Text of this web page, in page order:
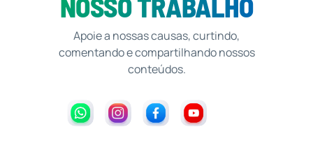
NOSSO TRABALHO
Apoie a nossas causas, curtindo,
comentando e compartilhando nossos
conteúdos.